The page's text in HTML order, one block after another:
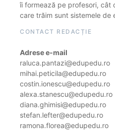
îi formează pe profesori, cât
care trăim sunt sistemele de
CONTACT REDACȚIE
Adrese e-mail
raluca.pantazi@edupedu.ro
mihai.peticila@edupedu.ro
costin.ionescu@edupedu.ro
alexa.stanescu@edupedu.ro
diana.ghimisi@edupedu.ro
stefan.lefter@edupedu.ro
ramona.florea@edupedu.ro